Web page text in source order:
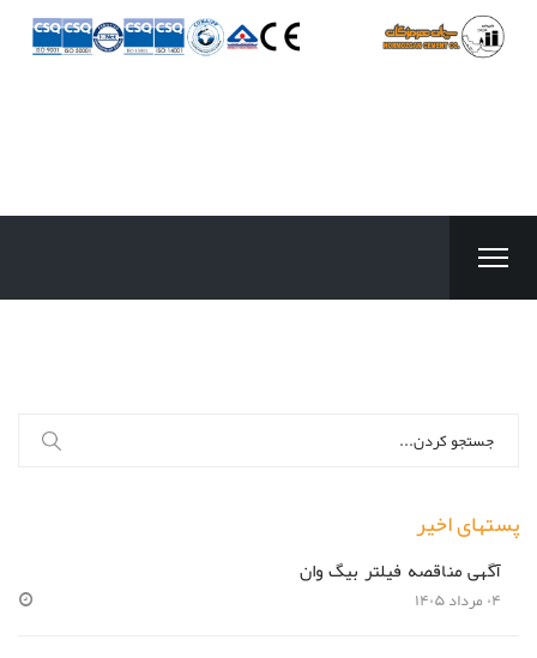
برای:
پستهای اخیر
آگهی مناقصه فیلتر بیگ وان
۰۴ مرداد ۱۴۰۵